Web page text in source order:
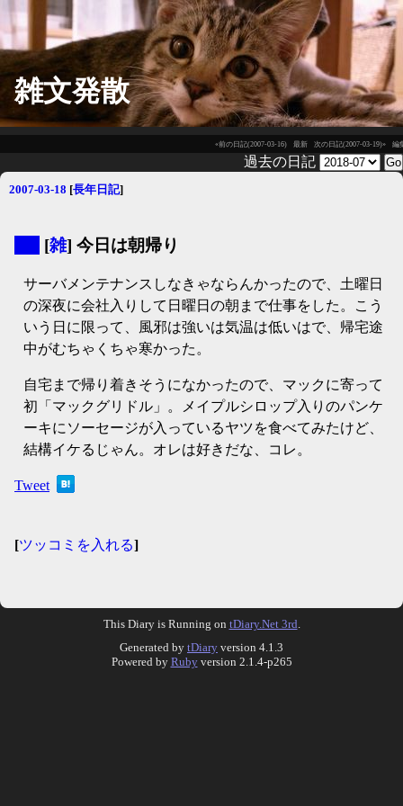
雑文発散
«前の日記(2007-03-16) 最新 次の日記(2007-03-19)» 編
過去の日記
2007-03-18 [長年日記]
[雑] 今日は朝帰り
サーバメンテナンスしなきゃならんかったので、土曜日
の深夜に会社入りして日曜日の朝まで仕事をした。こう
いう日に限って、風邪は強いは気温は低いはで、帰宅途
中がむちゃくちゃ寒かった。
自宅まで帰り着きそうになかったので、マックに寄って
初「マックグリドル」。メイプルシロップ入りのパンケ
ーキにソーセージが入っているヤツを食べてみたけど、
結構イケるじゃん。オレは好きだな、コレ。
Tweet
[ツッコミを入れる]
This Diary is Running on tDiary.Net 3rd
Generated by tDiary version 4.1.3
Powered by Rubyversion 2.1.4-p265